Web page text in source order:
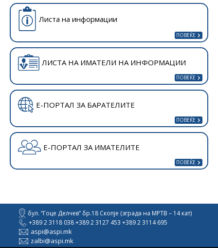
Листа на информации
ЛИСТА НА ИМАТЕЛИ НА ИНФОРМАЦИИ
Е-ПОРТАЛ ЗА БАРАТЕЛИТЕ
Е-ПОРТАЛ ЗА ИМАТЕЛИТЕ
бул. “Гоце Делчев” бр.18 Скопје (зграда на МРТВ – 14 кат)
+389 2 3118 038 +389 2 3127 453 +389 2 3114 695
aspi@aspi.mk
zalbi@aspi.mk